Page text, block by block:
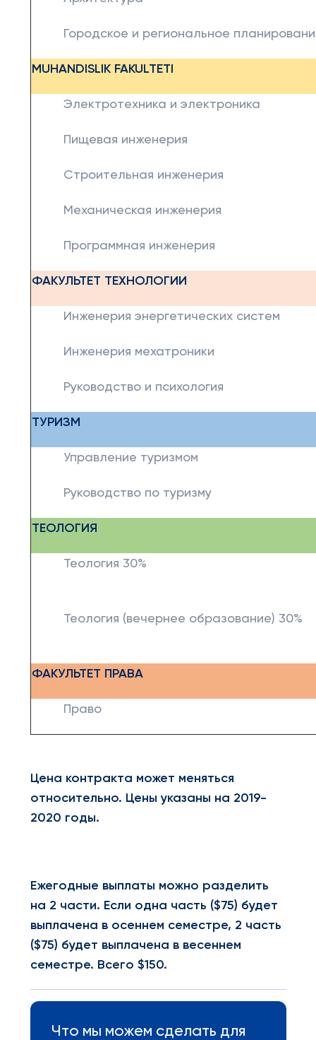
Городское и региональное
MUHANDISLIK FAKULTETI
Электротехника и электроника
Пищевая инженерия
Строительная инженерия
Механическая инженерия
Программная инженерия
ФАКУЛЬТЕТ ТЕХНОЛОГИИ
Инженерия энергетических систем
Инженерия мехатроники
Руководство и психология
ТУРИЗМ
Управление туризмом
Руководство по туризму
ТЕОЛОГИЯ
Теология 30%
Теология (вечернее образование) 30%
ФАКУЛЬТЕТ ПРАВА
Право
Цена контракта может меняться
относительно. Цены указаны на 2019-
2020 годы.
Ежегодные выплаты можно разделить
на 2 части. Если одна часть ($75) будет
выплачена в осеннем семестре, 2 часть
($75) будет выплачена в весеннем
семестре. Всего $150.
Что мы можем сделать для